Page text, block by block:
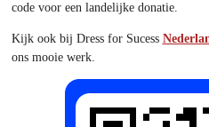
code voor een landelijke donatie.
Kijk ook bij Dress for Sucess
ons mooie werk.